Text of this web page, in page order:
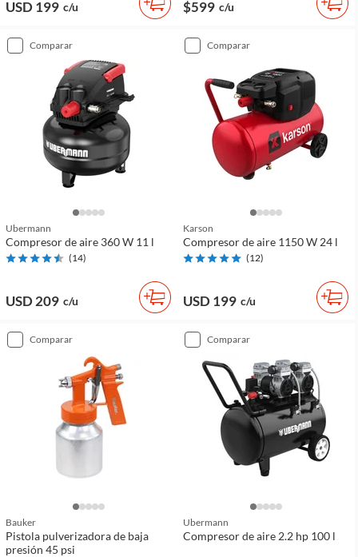
USD 199 c/u $599 c/u
comparar
Ubermann
Compresor de aire 360 W 11 l
(14)
USD 209 c/u
comparar
Karson
Compresor de aire 1150 W 24 l
(12)
USD 199 c/u
comparar
Bauker
Pistola pulverizadora de baja
presión 45 psi
comparar
Ubermann
Compresor de aire 2.2 hp 100 l